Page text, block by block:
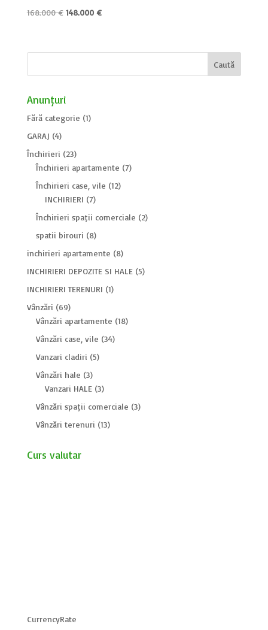
168.000€ Prețul
fost:
148.000€Prețul
148.000 €.
Anunțuri
Fără categorie (1)
GARAJ (4)
Închirieri (23)
Închirieri apartamente (7)
Închirieri case, vile (12)
INCHIRIERI (7)
Închirieri spații comerciale (2)
spatii birouri (8)
inchirieri apartamente (8)
INCHIRIERI DEPOZITE SI HALE (5)
INCHIRIERI TERENURI (1)
Vânzări (69)
Vânzări apartamente (18)
Vânzări case, vile (34)
Vanzari cladiri (5)
Vânzări hale (3)
Vanzari HALE (3)
Vânzări spații comerciale (3)
Vânzări terenuri (13)
Curs valutar
CurrencyRate